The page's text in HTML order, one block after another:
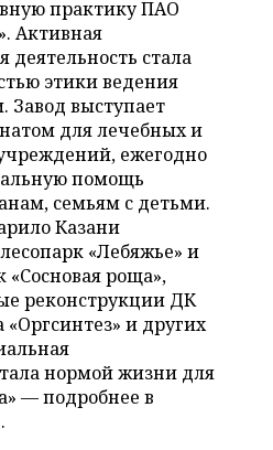
практику ПАО
Активная
деятельность стала
этики ведения
Завод выступает
для лечебных и
ежегодно
помощь
семьям с детьми.
Казани
«Лебяжье» и
роща»,
реконструкции ДК
и других
нормой жизни для
— подробнее в